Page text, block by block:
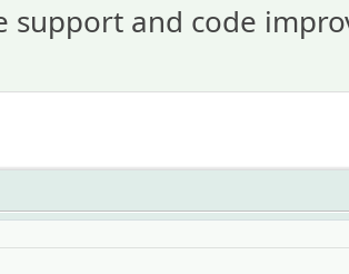
support and code